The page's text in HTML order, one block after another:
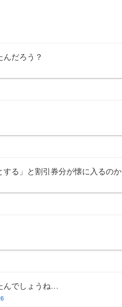
だろう？
る」と割引券分が懐に入るのか
んでしょうね…